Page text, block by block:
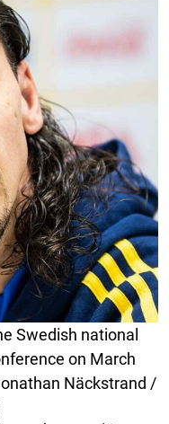
Swedish national
on March
Näckstrand /